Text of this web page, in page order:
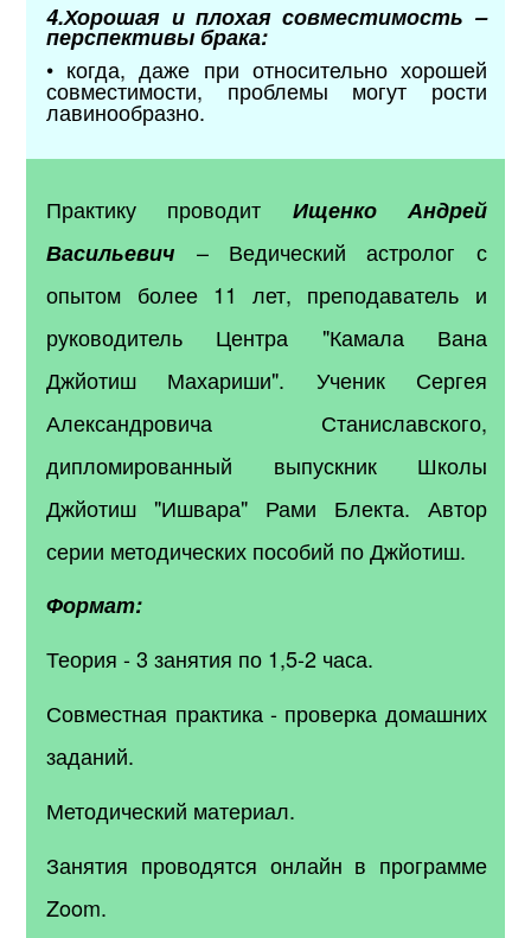
4.Хорошая и плохая совместимость –
перспективы брака:
• когда, даже при относительно хорошей
совместимости, проблемы могут рости
лавинообразно.
Практику проводит Ищенко Андрей
Васильевич – Ведический астролог с
опытом более 11 лет, преподаватель и
руководитель Центра "Камала Вана
Джйотиш Махариши". Ученик Сергея
Александровича Станиславского,
дипломированный выпускник Школы
Джйотиш "Ишвара" Рами Блекта. Автор
серии методических пособий по Джйотиш.
Формат:
Теория - 3 занятия по 1,5-2 часа.
Совместная практика - проверка домашних
заданий.
Методический материал.
Занятия проводятся онлайн в программе
Zoom.